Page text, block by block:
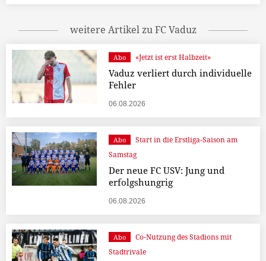
weitere Artikel zu FC Vaduz
Abo «Jetzt ist erst Halbzeit»
Vaduz verliert durch individuelle
Fehler
06.08.2026
Abo
Start in die Erstliga-Saison am
Samstag
Der neue FC USV: Jung und
erfolgshungrig
06.08.2026
Abo
Co-Nutzung des Stadions mit
Stadtrivale